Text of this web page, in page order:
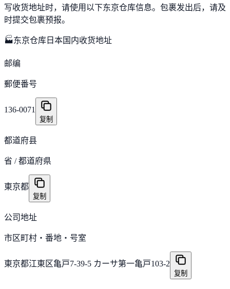
写收货地址时，请使用以下东京仓库信息。包裹发出后，请及
时提交包裹预报。
🏭东京仓库 日本国内收货地址
邮编
郵便番号
136-0071
复制
都道府县
省 / 都道府県
東京都
复制
公司地址
市区町村・番地・号室
東京都江東区亀戸7-39-5 カーサ第一亀戸103-2
复制